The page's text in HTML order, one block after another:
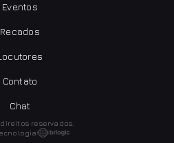
Eventos
Recados
Contato
Chat
reservados.